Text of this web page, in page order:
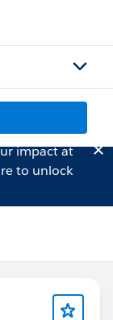
impact at
to unlock